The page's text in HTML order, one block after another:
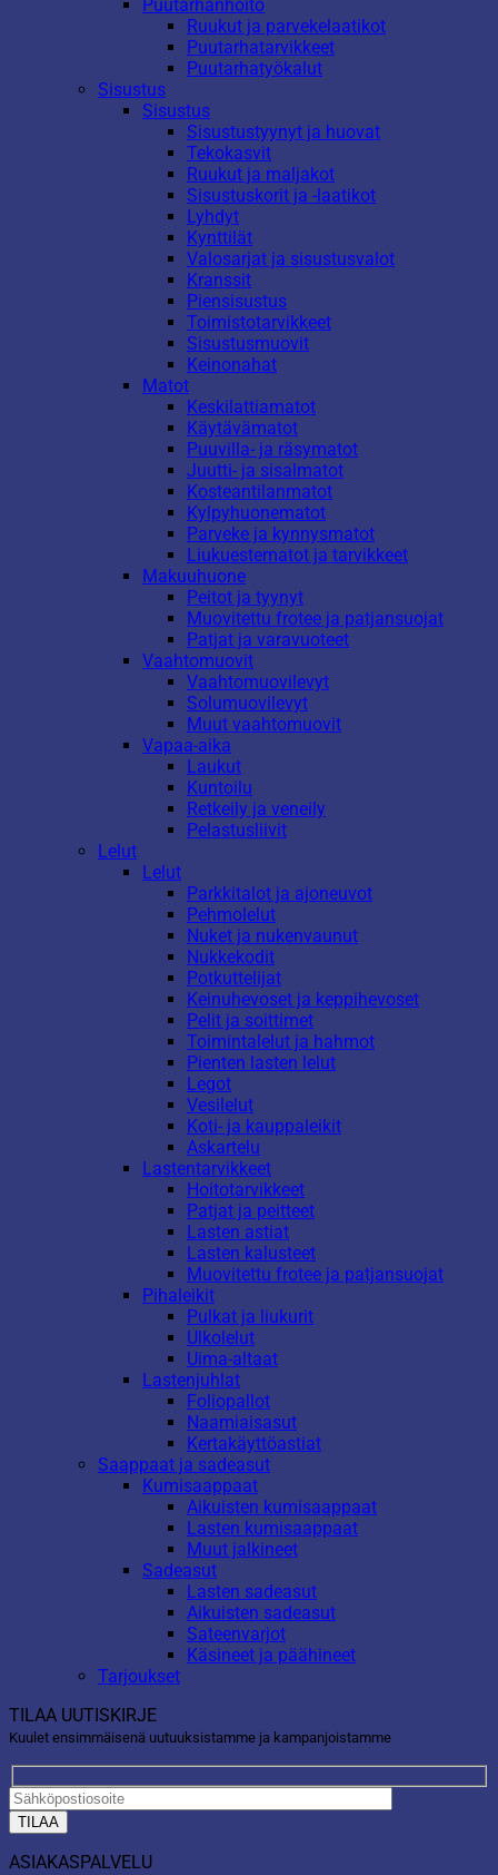
Puutarhanhoito
Ruukut ja parvekelaatikot
Puutarhatarvikkeet
Puutarhatyökalut
Sisustus
Sisustus
Sisustustyynyt ja huovat
Tekokasvit
Ruukut ja maljakot
Sisustuskorit ja -laatikot
Lyhdyt
Kynttilät
Valosarjat ja sisustusvalot
Kranssit
Piensisustus
Toimistotarvikkeet
Sisustusmuovit
Keinonahat
Matot
Keskilattiamatot
Käytävämatot
Puuvilla- ja räsymatot
Juutti- ja sisalmatot
Kosteantilanmatot
Kylpyhuonematot
Parveke ja kynnysmatot
Liukuestematot ja tarvikkeet
Makuuhuone
Peitot ja tyynyt
Muovitettu frotee ja patjansuojat
Patjat ja varavuoteet
Vaahtomuovit
Vaahtomuovilevyt
Solumuovilevyt
Muut vaahtomuovit
Vapaa-aika
Laukut
Kuntoilu
Retkeily ja veneily
Pelastusliivit
Lelut
Lelut
Parkkitalot ja ajoneuvot
Pehmolelut
Nuket ja nukenvaunut
Nukkekodit
Potkuttelijat
Keinuhevoset ja keppihevoset
Pelit ja soittimet
Toimintalelut ja hahmot
Pienten lasten lelut
Legot
Vesilelut
Koti- ja kauppaleikit
Askartelu
Lastentarvikkeet
Hoitotarvikkeet
Patjat ja peitteet
Lasten astiat
Lasten kalusteet
Muovitettu frotee ja patjansuojat
Pihaleikit
Pulkat ja liukurit
Ulkolelut
Uima-altaat
Lastenjuhlat
Foliopallot
Naamiaisasut
Kertakäyttöastiat
Saappaat ja sadeasut
Kumisaappaat
Aikuisten kumisaappaat
Lasten kumisaappaat
Muut jalkineet
Sadeasut
Lasten sadeasut
Aikuisten sadeasut
Sateenvarjot
Käsineet ja päähineet
Tarjoukset
TILAA UUTISKIRJE
Kuulet ensimmäisenä uutuuksistamme ja kampanjoistamme
ASIAKASPALVELU